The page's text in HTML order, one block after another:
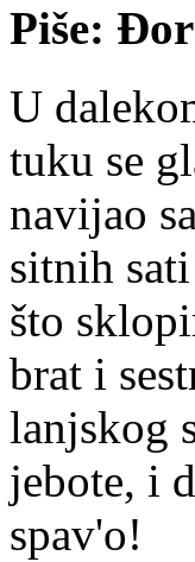
Piše:
U
tuku se
navijao
sitnih
što
brat i
lanjskog
jebote, i
spav'o!